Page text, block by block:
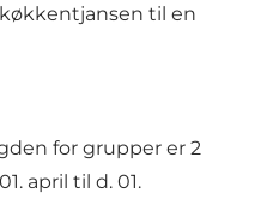
til en
for grupper er 2
april til d. 01.